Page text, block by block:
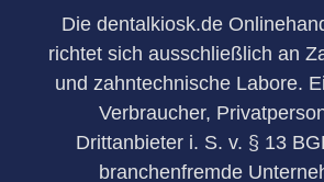
Die dentalkiosk.de
richtet sich ausschließlich an
und zahntechnische Labore.
Verbraucher,
Drittanbieter i. S. v. § 13
branchenfremde